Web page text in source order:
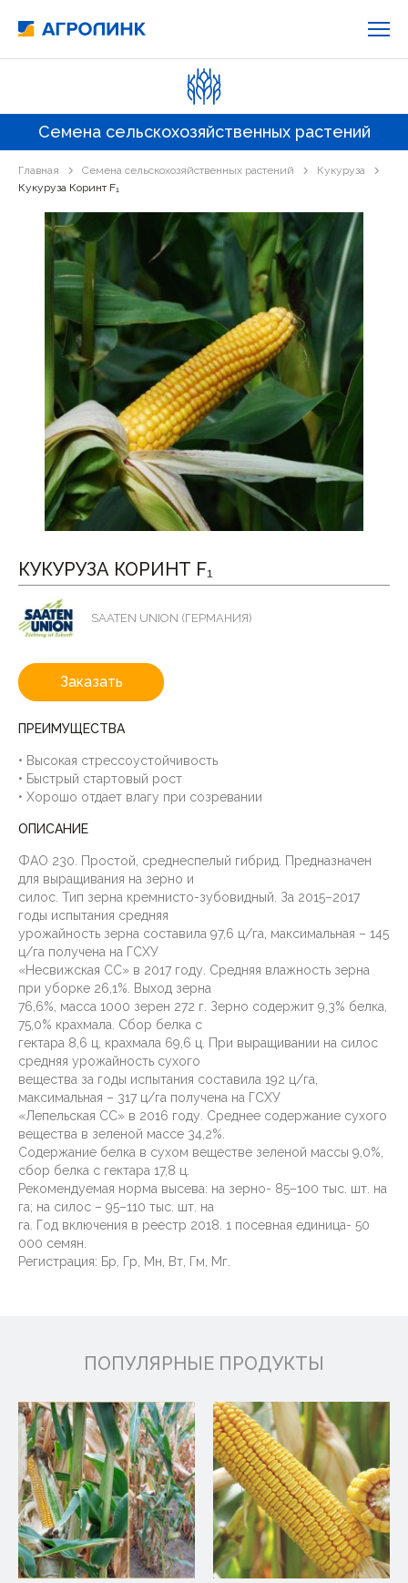
Семена сельскохозяйственных растений
Главная Семена сельскохозяйственных растений
Кукуруза
Кукуруза Коринт F₁
КУКУРУЗА КОРИНТ F₁
SAATEN UNION (ГЕРМАНИЯ)
Заказать
ПРЕИМУЩЕСТВА
• Высокая стрессоустойчивость
• Быстрый стартовый рост
• Хорошо отдает влагу при созревании
ОПИСАНИЕ
ФАО 230. Простой, среднеспелый гибрид. Предназначен
для выращивания на зерно и
силос. Тип зерна кремнисто-зубовидный. За 2015–2017
годы испытания средняя
урожайность зерна составила 97,6 ц/га, максимальная – 145
ц/га получена на ГСХУ
«Несвижская СС» в 2017 году. Средняя влажность зерна
при уборке 26,1%. Выход зерна
76,6%, масса 1000 зерен 272 г. Зерно содержит 9,3% белка,
75,0% крахмала. Сбор белка с
гектара 8,6 ц, крахмала 69,6 ц. При выращивании на силос
средняя урожайность сухого
вещества за годы испытания составила 192 ц/га,
максимальная – 317 ц/га получена на ГСХУ
«Лепельская СС» в 2016 году. Среднее содержание сухого
вещества в зеленой массе 34,2%.
Содержание белка в сухом веществе зеленой массы 9,0%,
сбор белка с гектара 17,8 ц.
Рекомендуемая норма высева: на зерно- 85–100 тыс. шт. на
га; на силос – 95–110 тыс. шт. на
га. Год включения в реестр 2018. 1 посевная единица- 50
000 семян.
Регистрация: Бр, Гр, Мн, Вт, Гм, Мг.
ПОПУЛЯРНЫЕ ПРОДУКТЫ